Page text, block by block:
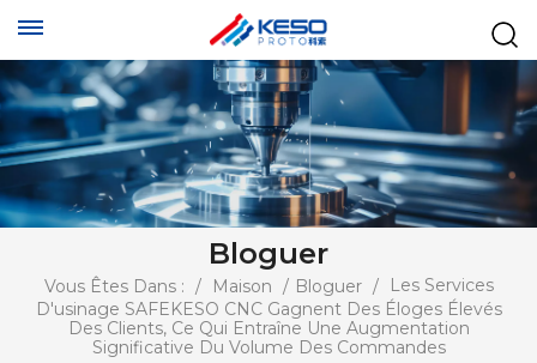
Bloguer
Vous Êtes Dans : / Maison / Bloguer /
Les Services
D'usinage SAFEKESO CNC Gagnent Des Éloges Élevés
Des Clients, Ce Qui Entraîne Une Augmentation
Significative Du Volume Des Commandes